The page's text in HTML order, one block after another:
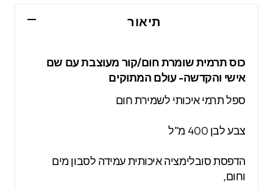
תיאור
כוס תרמית שומרת חום/קור מעוצבת עם שם
אישי והקדשה- עולם המתוקים
ספל תרמי איכותי לשמירת חום
צבע לבן 400 מ”ל
הדפסת סובלימציה איכותית עמידה לסבון מים
וחום,